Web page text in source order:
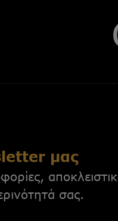
μας
σας.